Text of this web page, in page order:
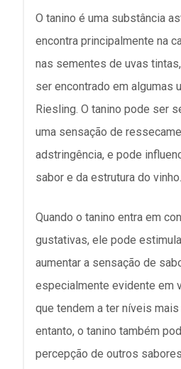
O tanino é uma substância
encontra principalmente na
nas sementes de uvas
ser encontrado em algumas
Riesling. O tanino pode ser
uma sensação de
adstringência, e pode
sabor e da estrutura do vinho.
Quando o tanino entra em
gustativas, ele pode
aumentar a sensação de
especialmente evidente em
que tendem a ter níveis
entanto, o tanino também
percepção de outros